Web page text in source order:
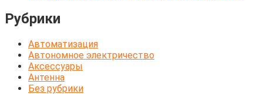
Рубрики
Автоматизация
Автономное электричество
Аксессуары
Антенна
Без рубрики